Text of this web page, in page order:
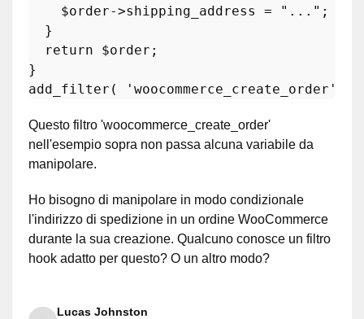
$order->shipping_address = "..." ;
  }
return
$order ;
add_filter ( 'woocommerce_create_order'
Questo filtro 'woocommerce_create_order'
nell'esempio sopra non passa alcuna variabile da
manipolare.
Ho bisogno di manipolare in modo condizionale
l'indirizzo di spedizione in un ordine WooCommerce
durante la sua creazione. Qualcuno conosce un filtro
hook adatto per questo? O un altro modo?
Lucas Johnston